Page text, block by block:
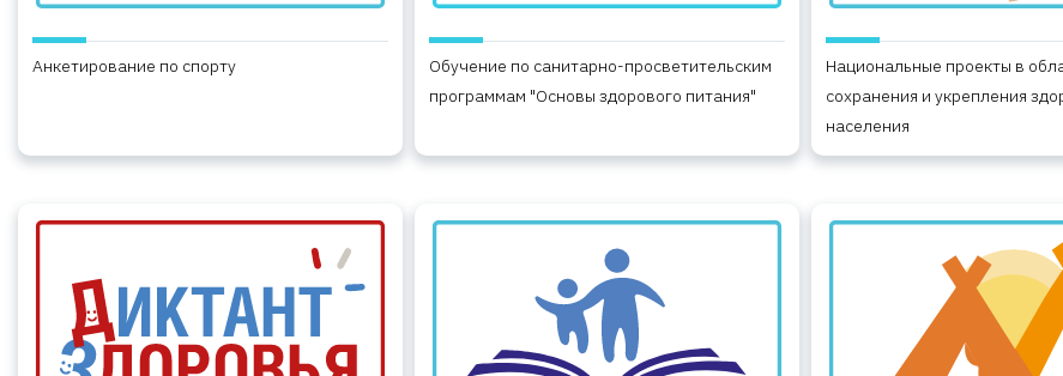
Анкетирование по спорту
Обучение по санитарно-просветительским
программам "Основы здорового питания"
Национальные проекты в
сохранения и укрепления
населения